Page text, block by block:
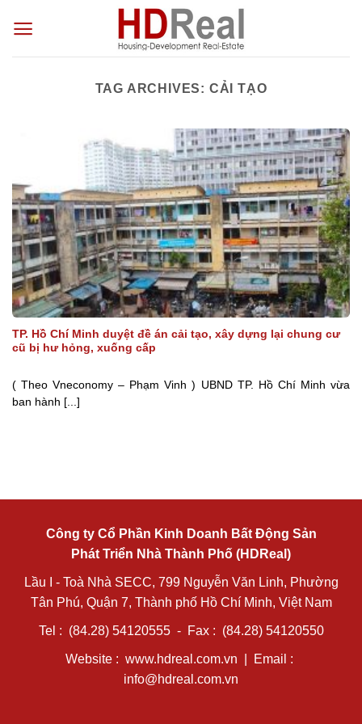
TAG ARCHIVES: CẢI TẠO
TP. Hồ Chí Minh duyệt đề án cải tạo, xây dựng lại chung cư
cũ bị hư hỏng, xuống cấp
( Theo Vneconomy – Phạm Vinh ) UBND TP. Hồ Chí Minh vừa
ban hành [...]
Công ty Cổ Phần Kinh Doanh Bất Động Sản
Phát Triển Nhà Thành Phố (HDReal)
Lầu I - Toà Nhà SECC, 799 Nguyễn Văn Linh, Phường
Tân Phú, Quận 7, Thành phố Hồ Chí Minh, Việt Nam
Tel : (84.28) 54120555 - Fax : (84.28) 54120550
Website : www.hdreal.com.vn | Email :
info@hdreal.com.vn